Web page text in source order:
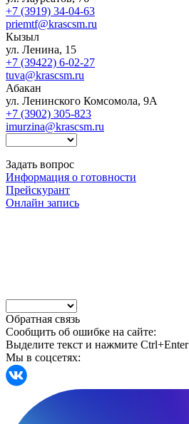
+7 (3919) 34-04-63
priemtf@krascsm.ru
Кызыл
ул. Ленина, 15
+7 (39422) 6-02-27
tuva@krascsm.ru
Абакан
ул. Ленинского Комсомола, 9А
+7 (3902) 305-823
imurzina@krascsm.ru
Задать вопрос
Информация о готовности
Прейскурант
Онлайн запись
Обратная связь
Сообщить об ошибке на сайте:
Выделите текст и нажмите Ctrl+Enter
Мы в соцсетях: